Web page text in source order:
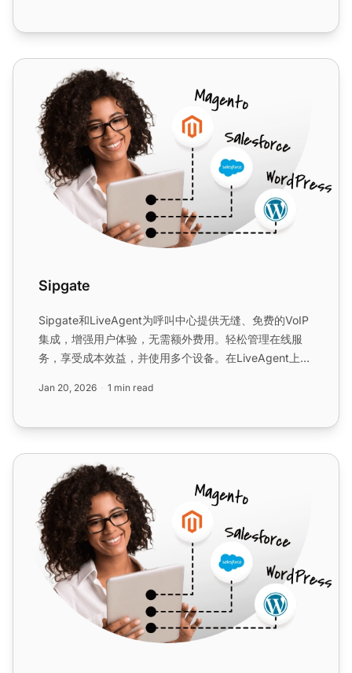
Sipgate
Sipgate
Sipgate和LiveAgent为呼叫中心提供无缝、免费的VoIP
集成，增强用户体验，无需额外费用。轻松管理在线服
务，享受成本效益，并使用多个设备。在LiveAgent上开
Jan 20, 2026 1 min read
VoipTiger